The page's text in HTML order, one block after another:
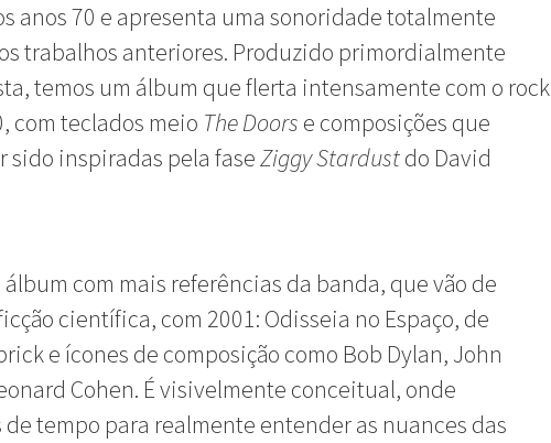
anos 70 e apresenta uma sonoridade totalmente
trabalhos anteriores. Produzido primordialmente
temos um álbum que flerta intensamente com o rock
com teclados meio The Doors e composições que
sido inspiradas pela faseZiggy Stardustdo David
álbum com mais referências da banda, que vão de
científica, com 2001: Odisseia no Espaço, de
e ícones de composição como Bob Dylan, John
Cohen. É visivelmente conceitual, onde
de tempo para realmente entender as nuances das